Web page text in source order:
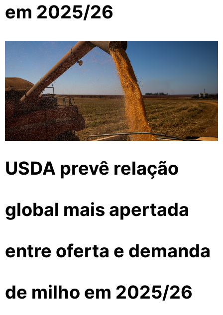
em 2025/26
USDA prevê relação
global mais apertada
entre oferta e demanda
de milho em 2025/26